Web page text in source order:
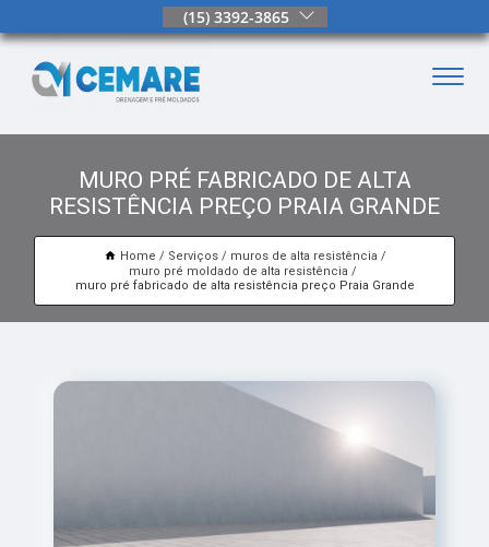
(15) 3392-3865
MURO PRÉ FABRICADO DE ALTA
RESISTÊNCIA PREÇO PRAIA GRANDE
Home Serviços
muros de alta resistência
muro pré moldado de alta resistência
muro pré fabricado de alta resistência preço Praia Grande